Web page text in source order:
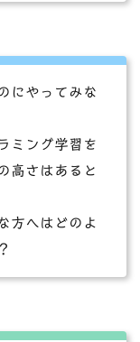
にやってみな
ミング学習を
高さはあると
方へはどのよ